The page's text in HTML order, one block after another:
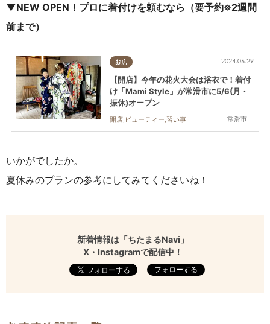
▼NEW OPEN！ プロに着付けを頼むなら（要予約※2週間
前まで）
お店
常滑市
2024.06.29
【開店】今年の花火大会は浴衣で！着付
け「Mami Style」が常滑市に5/6(月・
振休)オープン
開店,ビューティー,習い事
いかがでしたか。
夏休みのプランの参考にしてみてくださいね！
新着情報は「ちたまるNavi」
X・Instagramで配信中！
フォローする